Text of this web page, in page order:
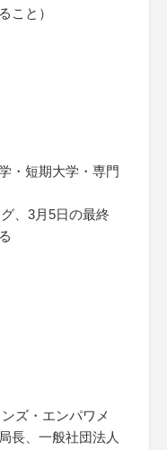
こと）
・短期大学・専門
、3月5日の最終
ズ・エンパワメ
長、一般社団法人